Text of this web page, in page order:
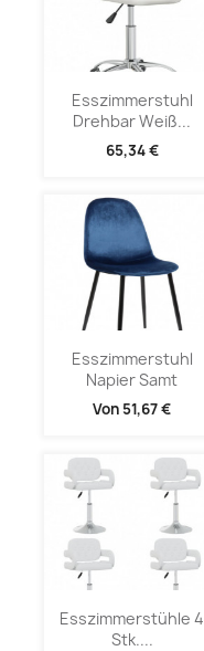
Esszimmerstuhl
Drehbar Weiß...
65,34 €
Esszimmerstuhl
Napier Samt
Von 51,67 €
Esszimmerstühle 4
Stk....